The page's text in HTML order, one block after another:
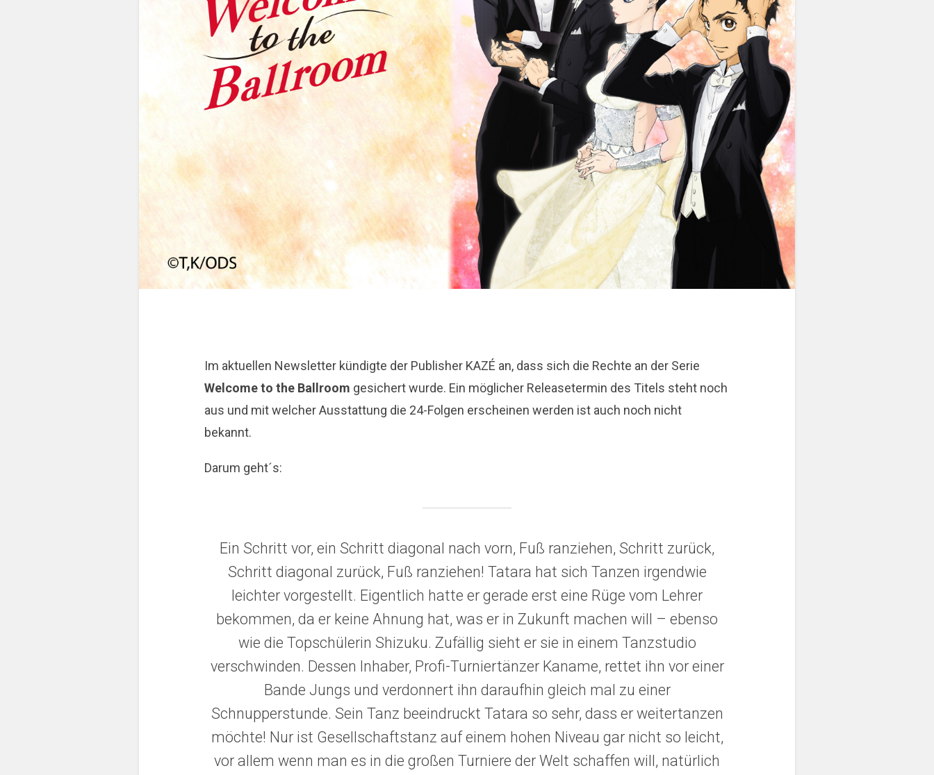
Im aktuellen Newsletter kündigte der Publisher KAZÉ an, dass sich die Rechte an der Serie
Welcome to the Ballroom gesichert wurde. Ein möglicher Releasetermin des Titels steht noch
aus und mit welcher Ausstattung die 24-Folgen erscheinen werden ist auch noch nicht
bekannt.
Darum geht´s:
Ein Schritt vor, ein Schritt diagonal nach vorn, Fuß ranziehen, Schritt zurück,
Schritt diagonal zurück, Fuß ranziehen! Tatara hat sich Tanzen irgendwie
leichter vorgestellt. Eigentlich hatte er gerade erst eine Rüge vom Lehrer
bekommen, da er keine Ahnung hat, was er in Zukunft machen will – ebenso
wie die Topschülerin Shizuku. Zufällig sieht er sie in einem Tanzstudio
verschwinden. Dessen Inhaber, Profi-Turniertänzer Kaname, rettet ihn vor einer
Bande Jungs und verdonnert ihn daraufhin gleich mal zu einer
Schnupperstunde. Sein Tanz beeindruckt Tatara so sehr, dass er weitertanzen
möchte! Nur ist Gesellschaftstanz auf einem hohen Niveau gar nicht so leicht,
vor allem wenn man es in die großen Turniere der Welt schaffen will, natürlich